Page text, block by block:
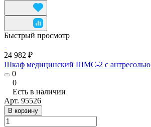
Быстрый просмотр
24 982 ₽
Шкаф медицинский ШМС-2 с антресолью
0
0
Есть в наличии
Арт. 95526
В корзину